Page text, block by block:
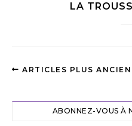
LA
ARTICLES PLUS
ABONNEZ-VOUS À